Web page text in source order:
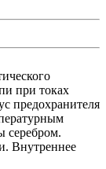
при токах
предохранителя
серебром.
Внутреннее